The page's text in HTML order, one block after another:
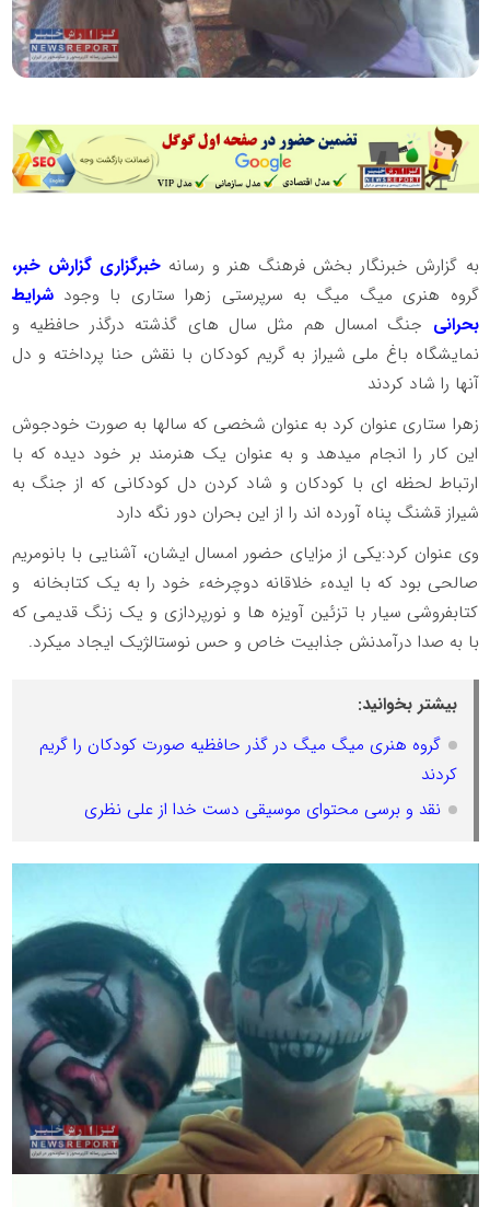
به گزارش خبرنگار بخش فرهنگ هنر و رسانهخبرگزاری گزارش خبر،
گروه هنری میگ میگ به سرپرستی زهرا ستاری با وجود شرایط
بحرانی جنگ امسال هم مثل سال های گذشته درگذر حافظیه و
نمایشگاه باغ ملی شیراز به گریم کودکان با نقش حنا پرداخته و دل
آنها را شاد کردند
زهرا ستاری عنوان کرد به عنوان شخصی که سالها به صورت خودجوش
این کار را انجام میدهد و به عنوان یک هنرمند بر خود دیده که با
ارتباط لحظه ای با کودکان و شاد کردن دل کودکانی که از جنگ به
شیراز قشنگ پناه آورده اند را از این بحران دور نگه دارد
وی عنوان کرد:یکی از مزایای حضور امسال ایشان، آشنایی با بانومریم
صالحی بود که با ایدهء خلاقانه دوچرخهء خود را به یک کتابخانه ‌ و
کتابفروشی سیار با تزئین آویزه ها و نورپردازی و یک زنگ قدیمی که
با به صدا درآمدنش جذابیت خاص و حس نوستالژیک ایجاد میکرد.
بیشتر بخوانید:
گروه هنری میگ میگ در گذر حافظیه صورت کودکان را گریم
کردند
نقد و برسی محتوای موسیقی دست خدا از علی نظری